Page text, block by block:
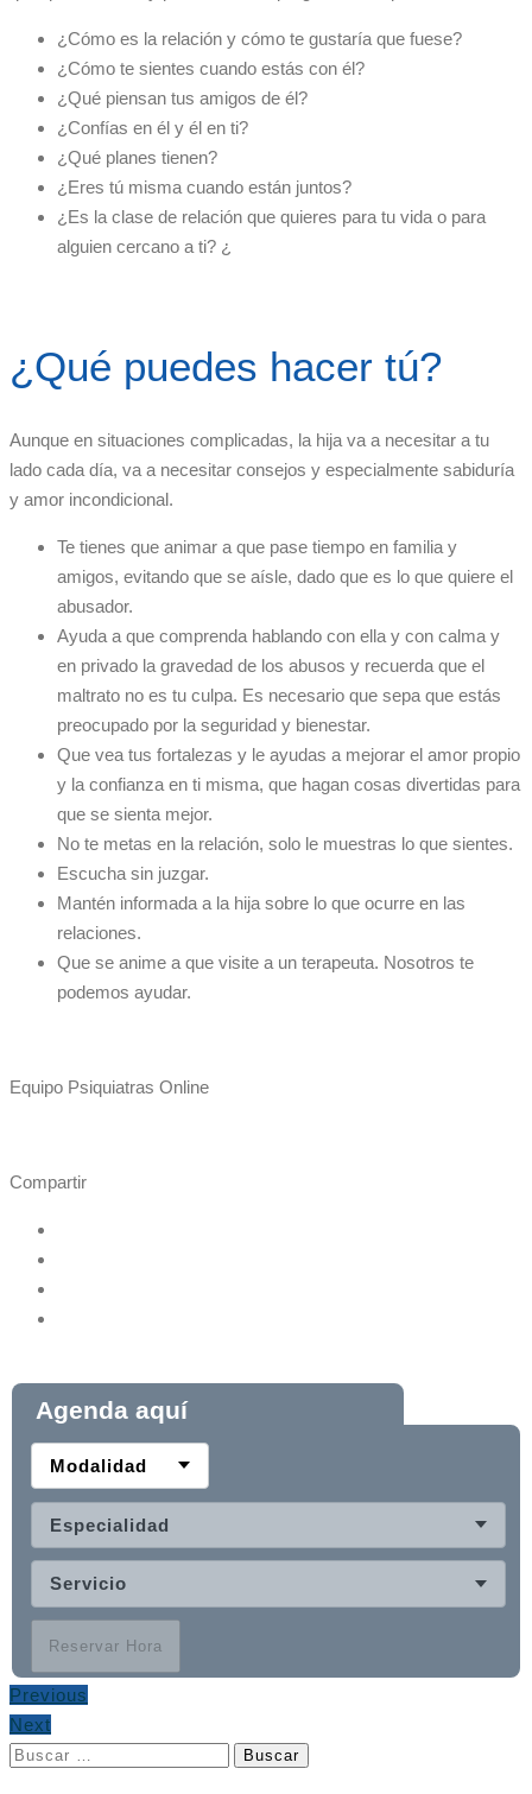
¿Cómo es la relación y cómo te gustaría que fuese?
¿Cómo te sientes cuando estás con él?
¿Qué piensan tus amigos de él?
¿Confías en él y él en ti?
¿Qué planes tienen?
¿Eres tú misma cuando están juntos?
¿Es la clase de relación que quieres para tu vida o para
alguien cercano a ti? ¿
¿Qué puedes hacer tú?
Aunque en situaciones complicadas, la hija va a necesitar a tu
lado cada día, va a necesitar consejos y especialmente sabiduría
y amor incondicional.
Te tienes que animar a que pase tiempo en familia y
amigos, evitando que se aísle, dado que es lo que quiere el
abusador.
Ayuda a que comprenda hablando con ella y con calma y
en privado la gravedad de los abusos y recuerda que el
maltrato no es tu culpa. Es necesario que sepa que estás
preocupado por la seguridad y bienestar.
Que vea tus fortalezas y le ayudas a mejorar el amor propio
y la confianza en ti misma, que hagan cosas divertidas para
que se sienta mejor.
No te metas en la relación, solo le muestras lo que sientes.
Escucha sin juzgar.
Mantén informada a la hija sobre lo que ocurre en las
relaciones.
Que se anime a que visite a un terapeuta. Nosotros te
podemos ayudar.
Equipo Psiquiatras Online
Compartir
Agenda aquí
Modalidad
Especialidad
Servicio
Reservar Hora
Previous
Next
Buscar: